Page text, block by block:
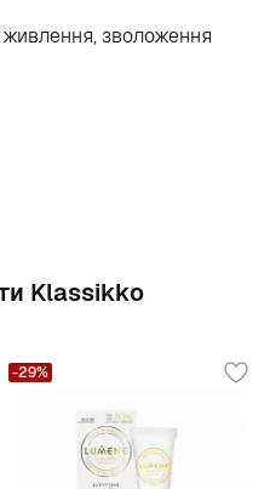
живлення, зволоження
Klassikko
-29%